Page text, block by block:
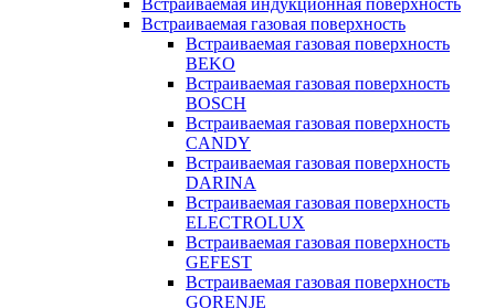
Встраиваемая индукционная поверхность
Встраиваемая газовая поверхность
Встраиваемая газовая поверхность
BEKO
Встраиваемая газовая поверхность
BOSCH
Встраиваемая газовая поверхность
CANDY
Встраиваемая газовая поверхность
DARINA
Встраиваемая газовая поверхность
ELECTROLUX
Встраиваемая газовая поверхность
GEFEST
Встраиваемая газовая поверхность
GORENJE